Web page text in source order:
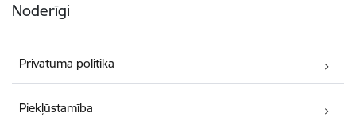
Noderīgi
Privātuma politika
Piekļūstamība